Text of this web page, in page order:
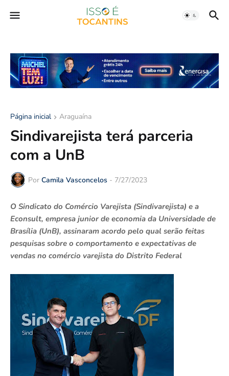
Página inicial Araguaína
Sindivarejista terá parceria
com a UnB
Por Camila Vasconcelos - 7/27/2023
O Sindicato do Comércio Varejista (Sindivarejista) e a
Econsult, empresa junior de economia da Universidade de
Brasília (UnB), assinaram acordo pelo qual serão feitas
pesquisas sobre o comportamento e expectativas de
vendas no comércio varejista do Distrito Federal